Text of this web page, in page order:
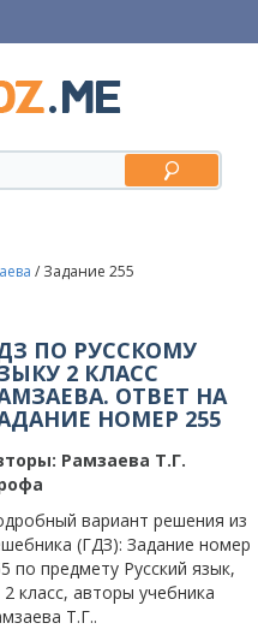
/ Задание 255
ПО РУССКОМУ
2 КЛАСС
ОТВЕТ НА
НОМЕР 255
Рамзаева Т.Г.
вариант решения из
(ГДЗ): Задание номер
по предмету Русский язык,
2 класс, авторы учебника
Т.Г..